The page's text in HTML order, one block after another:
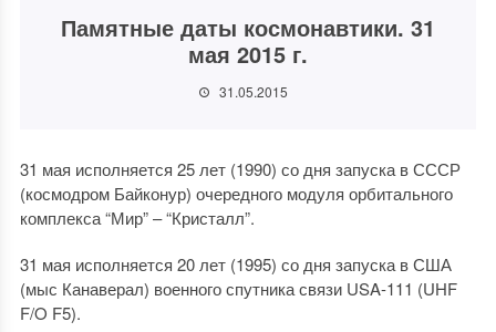
Памятные даты космонавтики. 31
мая 2015 г.
31.05.2015
31 мая исполняется 25 лет (1990) со дня запуска в СССР
(космодром Байконур) очередного модуля орбитального
комплекса “Мир” – “Кристалл”.
31 мая исполняется 20 лет (1995) со дня запуска в США
(мыс Канаверал) военного спутника связи USA-111 (UHF
F/O F5).